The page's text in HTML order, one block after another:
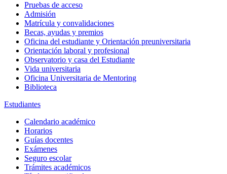
Pruebas de acceso
Admisión
Matrícula y convalidaciones
Becas, ayudas y premios
Oficina del estudiante y Orientación preuniversitaria
Orientación laboral y profesional
Observatorio y casa del Estudiante
Vida universitaria
Oficina Universitaria de Mentoring
Biblioteca
Estudiantes
Calendario académico
Horarios
Guías docentes
Exámenes
Seguro escolar
Trámites académicos